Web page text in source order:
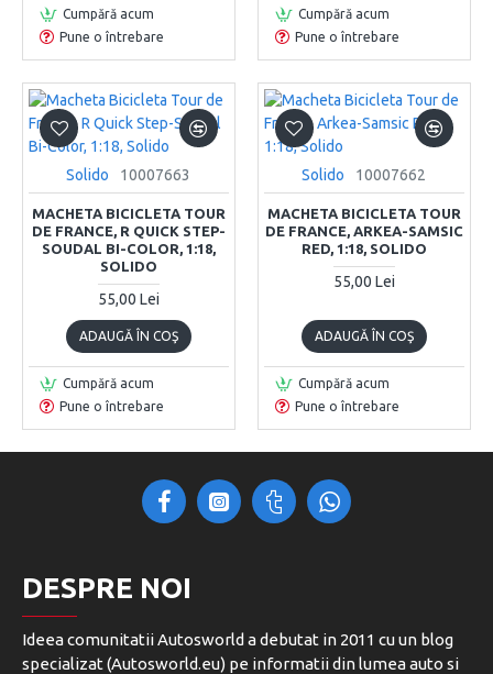
Cumpără acum
Pune o întrebare
Cumpără acum
Pune o întrebare
Solido 10007663
MACHETA BICICLETA TOUR
DE FRANCE, R QUICK STEP-
SOUDAL BI-COLOR, 1:18,
SOLIDO
55,00 Lei
ADAUGĂ ÎN COŞ
Cumpără acum
Pune o întrebare
Solido 10007662
MACHETA BICICLETA TOUR
DE FRANCE, ARKEA-SAMSIC
RED, 1:18, SOLIDO
55,00 Lei
ADAUGĂ ÎN COŞ
Cumpără acum
Pune o întrebare
DESPRE NOI
Ideea comunitatii Autosworld a debutat in 2011 cu un blog
specializat (Autosworld.eu) pe informatii din lumea auto si